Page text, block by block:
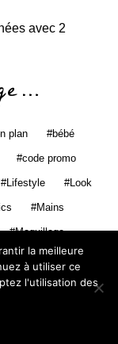
avec 2
plan bébé
code promo
Lifestyle Look
Mains
Maquillage
cher Peau
Rouge à lèvres
la meilleure
à utiliser ce
l'utilisation des